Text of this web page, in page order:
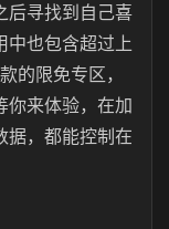
后寻找到自己喜
中也包含超过上
的限免专区，
你来体验，在加
据，都能控制在